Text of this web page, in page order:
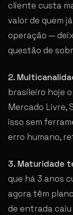
cliente custa
valor de quem
operação —
questão de
2.
brasileiro hoje
Mercado Livre,
isso sem
erro humano,
3. Maturidade
que há 3 anos
agora têm
de entrada